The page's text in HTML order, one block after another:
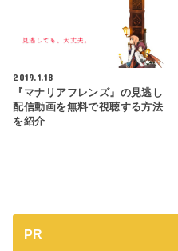
2019.1.18
『マナリアフレンズ』の見逃し
配信動画を無料で視聴する方法
を紹介
PR